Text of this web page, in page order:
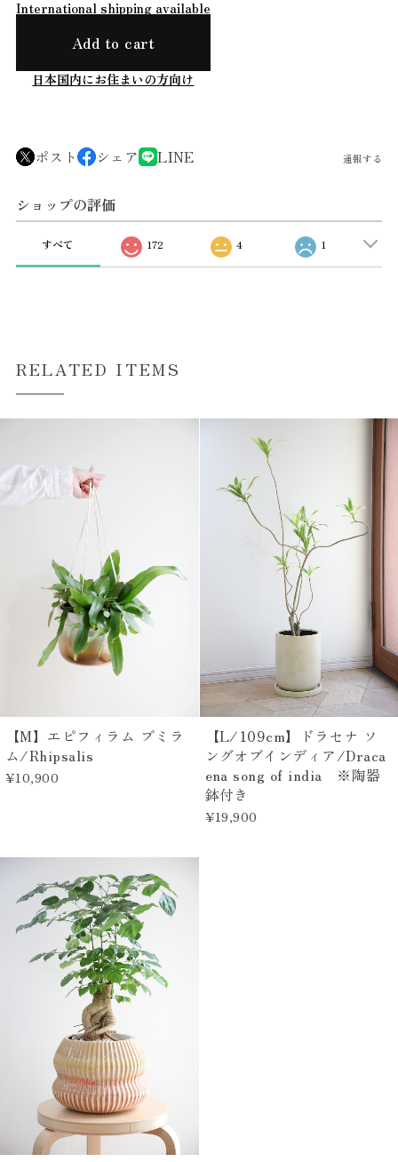
International shipping available
Add to cart
日本国内にお住まいの方向け
ポスト シェア LINE 通報する
ショップの評価
すべて 172 4 1
RELATED ITEMS
【M】エピフィラム プミラ
ム/Rhipsalis
¥10,900
【L/109cm】ドラセナ ソ
ングオブインディア/Draca
ena song of india ※陶器
鉢付き
¥19,900